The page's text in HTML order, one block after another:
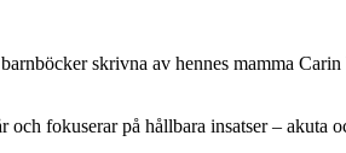
skrivna av hennes mamma
fokuserar på hållbara insatser –